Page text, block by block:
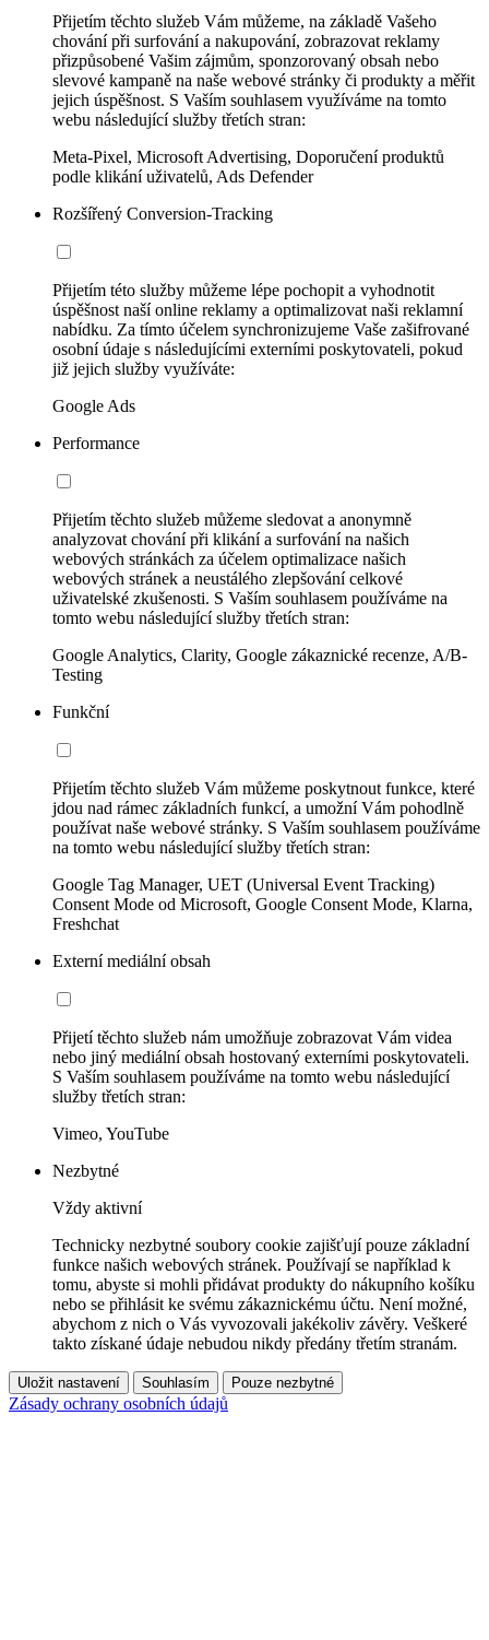
Přijetím těchto služeb Vám můžeme, na základě Vašeho
chování při surfování a nakupování, zobrazovat reklamy
přizpůsobené Vašim zájmům, sponzorovaný obsah nebo
slevové kampaně na naše webové stránky či produkty a měřit
jejich úspěšnost. S Vaším souhlasem využíváme na tomto
webu následující služby třetích stran:
Meta-Pixel, Microsoft Advertising, Doporučení produktů
podle klikání uživatelů, Ads Defender
Rozšířený Conversion-Tracking
Přijetím této služby můžeme lépe pochopit a vyhodnotit
úspěšnost naší online reklamy a optimalizovat naši reklamní
nabídku. Za tímto účelem synchronizujeme Vaše zašifrované
osobní údaje s následujícími externími poskytovateli, pokud
již jejich služby využíváte:
Google Ads
Performance
Přijetím těchto služeb můžeme sledovat a anonymně
analyzovat chování při klikání a surfování na našich
webových stránkách za účelem optimalizace našich
webových stránek a neustálého zlepšování celkové
uživatelské zkušenosti. S Vaším souhlasem používáme na
tomto webu následující služby třetích stran:
Google Analytics, Clarity, Google zákaznické recenze, A/B-
Testing
Funkční
Přijetím těchto služeb Vám můžeme poskytnout funkce, které
jdou nad rámec základních funkcí, a umožní Vám pohodlně
používat naše webové stránky. S Vaším souhlasem používáme
na tomto webu následující služby třetích stran:
Google Tag Manager, UET (Universal Event Tracking)
Consent Mode od Microsoft, Google Consent Mode, Klarna,
Freshchat
Externí mediální obsah
Přijetí těchto služeb nám umožňuje zobrazovat Vám videa
nebo jiný mediální obsah hostovaný externími poskytovateli.
S Vaším souhlasem používáme na tomto webu následující
služby třetích stran:
Vimeo, YouTube
Nezbytné
Vždy aktivní
Technicky nezbytné soubory cookie zajišťují pouze základní
funkce našich webových stránek. Používají se například k
tomu, abyste si mohli přidávat produkty do nákupního košíku
nebo se přihlásit ke svému zákaznickému účtu. Není možné,
abychom z nich o Vás vyvozovali jakékoliv závěry. Veškeré
takto získané údaje nebudou nikdy předány třetím stranám.
Uložit nastavení Souhlasím Pouze nezbytné
Zásady ochrany osobních údajů